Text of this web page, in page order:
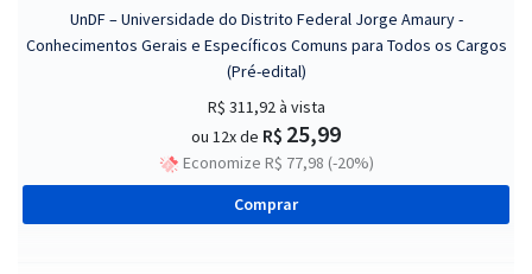
UnDF – Universidade do Distrito Federal Jorge Amaury -
Conhecimentos Gerais e Específicos Comuns para Todos os Cargos
(Pré-edital)
R$ 311,92à vista
ou 12x de R$ 25,99
Economize R$ 77,98 (-20%)
Comprar